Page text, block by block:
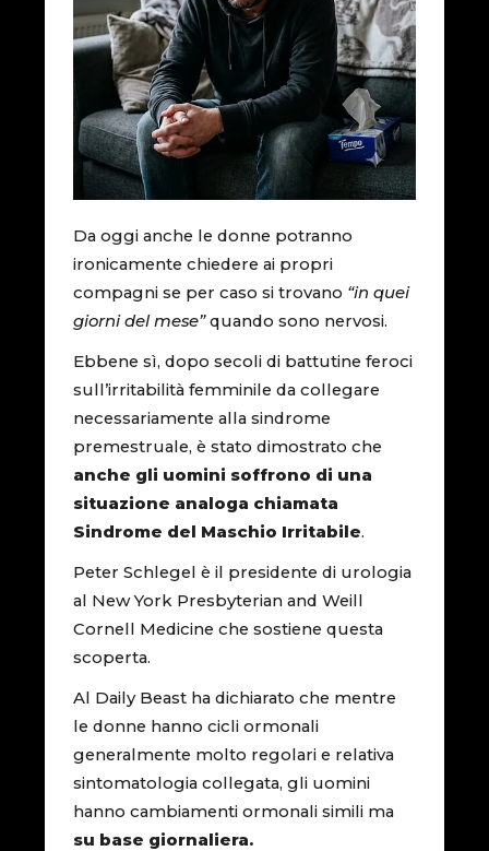
Da oggi anche le donne potranno
ironicamente chiedere ai propri
compagni se per caso si trovano “in quei
giorni del mese”quando sono nervosi.
Ebbene sì, dopo secoli di battutine feroci
sull’irritabilità femminile da collegare
necessariamente alla sindrome
premestruale, è stato dimostrato che
anche gli uomini soffrono di una
situazione analoga chiamata
Sindrome del Maschio Irritabile.
Peter Schlegel è il presidente di urologia
al New York Presbyterian and Weill
Cornell Medicine che sostiene questa
scoperta.
Al Daily Beast ha dichiarato che mentre
le donne hanno cicli ormonali
generalmente molto regolari e relativa
sintomatologia collegata, gli uomini
hanno cambiamenti ormonali simili ma
su base giornaliera.